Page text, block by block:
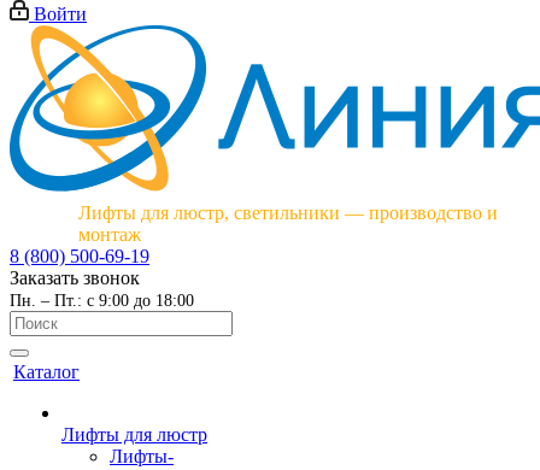
Войти
Лифты для люстр, светильники — производство и
монтаж
8 (800) 500-69-19
Заказать звонок
Пн. – Пт.: с 9:00 до 18:00
Каталог
Лифты для люстр
Лифты-